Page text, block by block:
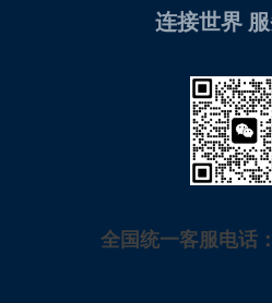
连接世界
全国统一客服电话：